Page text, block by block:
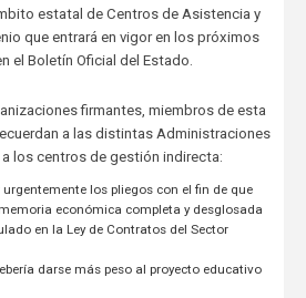
estatal de Centros de Asistencia y
que entrará en vigor en los próximos
el Boletín Oficial del Estado.
firmantes, miembros de esta
a las distintas Administraciones
los centros de gestión indirecta:
urgentemente los pliegos con el fin de que
económica completa y desglosada
en la Ley de Contratos del Sector
darse más peso al proyecto educativo